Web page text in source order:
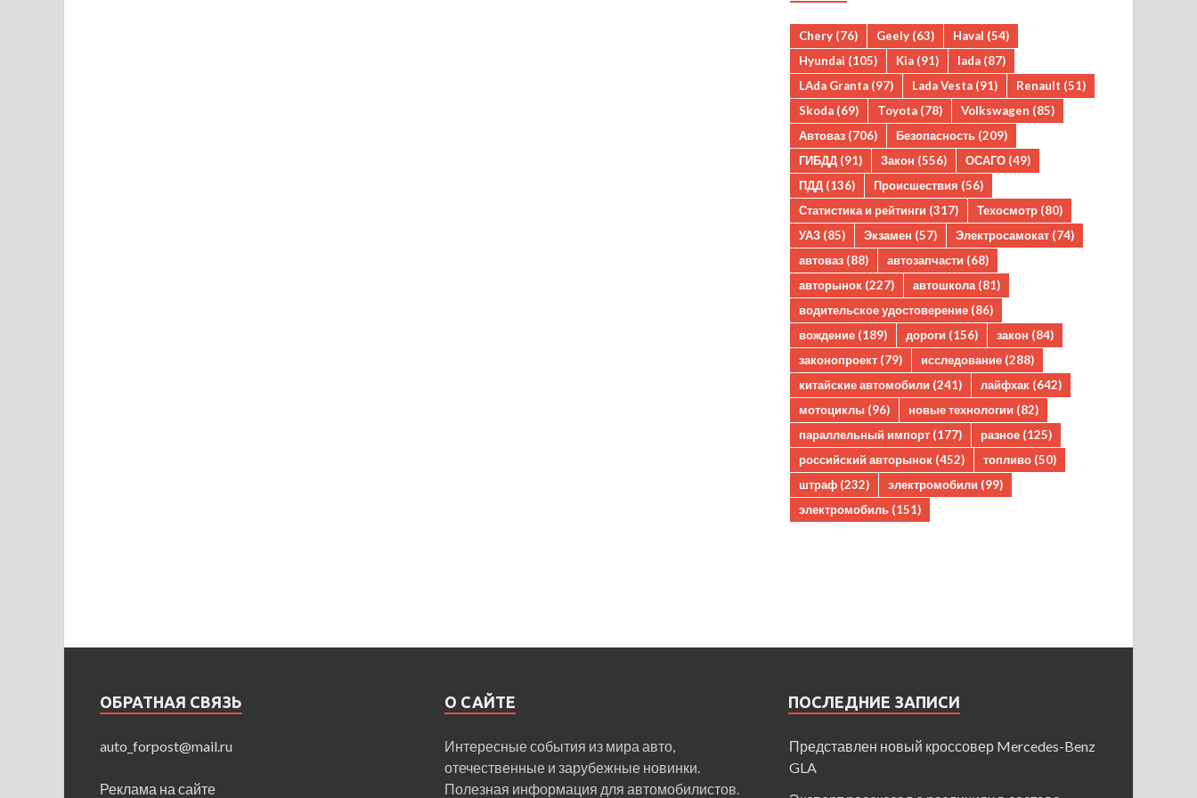
Chery (76) Geely (63) Haval (54)
Hyundai (105) Kia (91) lada (87)
LAda Granta (97) Lada Vesta (91) Renault (51)
Skoda (69) Toyota (78) Volkswagen (85)
Автоваз (706) Безопасность (209)
ГИБДД (91) Закон (556) ОСАГО (49)
ПДД (136) Происшествия (56)
Статистика и рейтинги (317) Техосмотр (80)
УАЗ (85) Экзамен (57) Электросамокат (74)
автоваз (88) автозапчасти (68)
авторынок (227) автошкола (81)
водительское удостоверение (86)
вождение (189) дороги (156) закон (84)
законопроект (79) исследование (288)
китайские автомобили (241) лайфхак (642)
мотоциклы (96) новые технологии (82)
параллельный импорт (177) разное (125)
российский авторынок (452) топливо (50)
штраф (232) электромобили (99)
электромобиль (151)
ОБРАТНАЯ СВЯЗЬ
auto_forpost@mail.ru
Реклама на сайте
О САЙТЕ
Интересные события из мира авто,
отечественные и зарубежные новинки.
Полезная информация для автомобилистов.
ПОСЛЕДНИЕ ЗАПИСИ
Представлен новый кроссовер Mercedes-Benz
GLA